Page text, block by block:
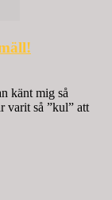
känt mig så
varit så ”kul” att